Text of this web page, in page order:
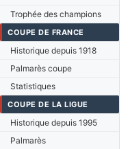
Trophée des champions
COUPE DE FRANCE
Historique depuis 1918
Palmarès coupe
Statistiques
COUPE DE LA LIGUE
Historique depuis 1995
Palmarès